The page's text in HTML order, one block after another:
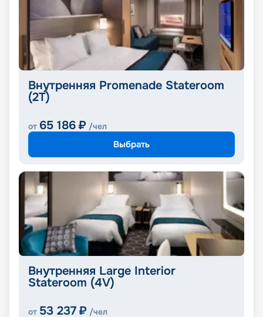
Внутренняя Promenade Stateroom
(2T)
от 65 186 ₽ /чел
Выбрать
Внутренняя Large Interior
Stateroom (4V)
от 53 237 ₽ /чел